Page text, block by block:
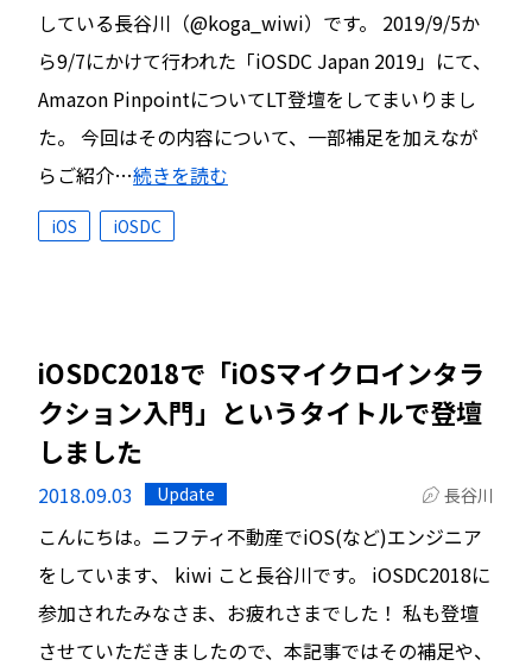
している長谷川（@koga_wiwi）です。 2019/9/5か
ら9/7にかけて行われた「iOSDC Japan 2019」にて、
Amazon PinpointについてLT登壇をしてまいりまし
た。 今回はその内容について、一部補足を加えなが
らご紹介…続きを読む
iOS iOSDC
iOSDC2018で「iOSマイクロインタラ
クション入門」というタイトルで登壇
しました
2018.09.03 Update 長谷川
こんにちは。ニフティ不動産でiOS(など)エンジニア
をしています、 kiwi こと長谷川です。 iOSDC2018に
参加されたみなさま、お疲れさまでした！ 私も登壇
させていただきましたので、本記事ではその補足や、